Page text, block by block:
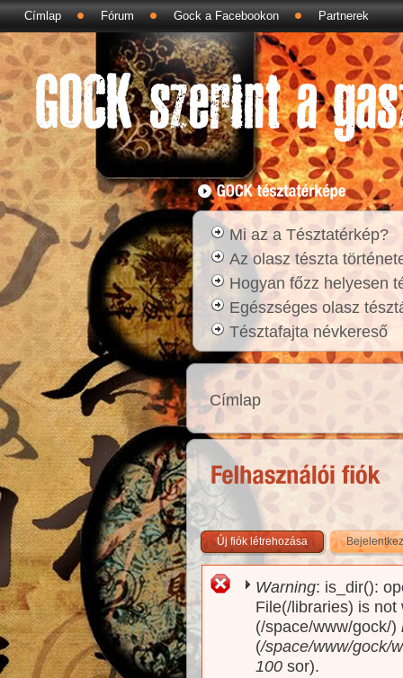
Címlap Fórum Gock a Facebookon Partnerek
Mi az a Tésztatérkép?
Az olasz tészta
Hogyan főzz helyesen
Egészséges olasz
Tésztafajta névkereső
Címlap
Új fiók létrehozása
Hibaüzenet
Warning: is_dir():
File(/libraries) is
(/space/www/gock/)
(/space/www/gock/
100 sor).